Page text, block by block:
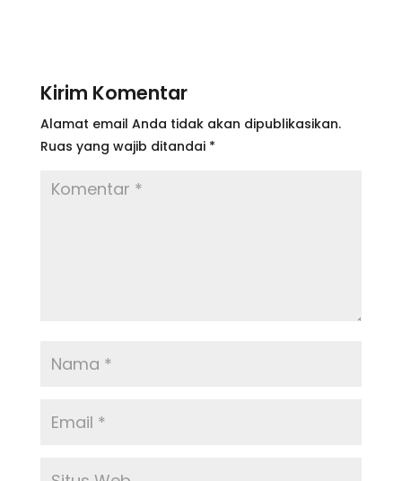
Kirim Komentar
Alamat email Anda tidak akan dipublikasikan.
Ruas yang wajib ditandai *